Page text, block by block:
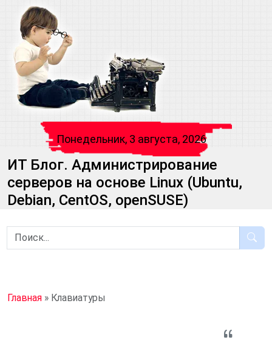
Понедельник, 3 августа, 2026
ИТ Блог. Администрирование
серверов на основе Linux (Ubuntu,
Debian, CentOS, openSUSE)
Главная » Клавиатуры